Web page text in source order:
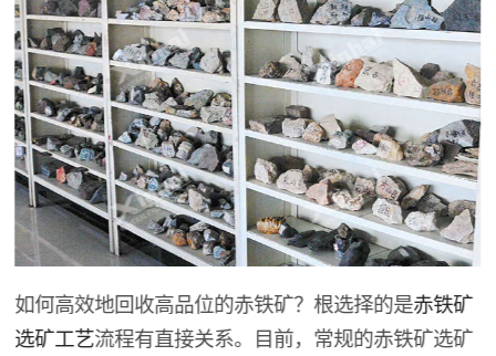
如何高效地回收高品位的赤铁矿？根选择的是赤铁矿
选矿工艺流程有直接关系。目前，常规的赤铁矿选矿